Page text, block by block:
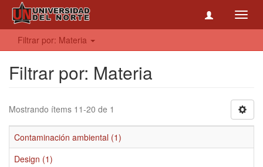
Filtrar por: Materia
Filtrar por: Materia
Mostrando ítems 11-20 de 1
Contaminación ambiental (1)
Design (1)